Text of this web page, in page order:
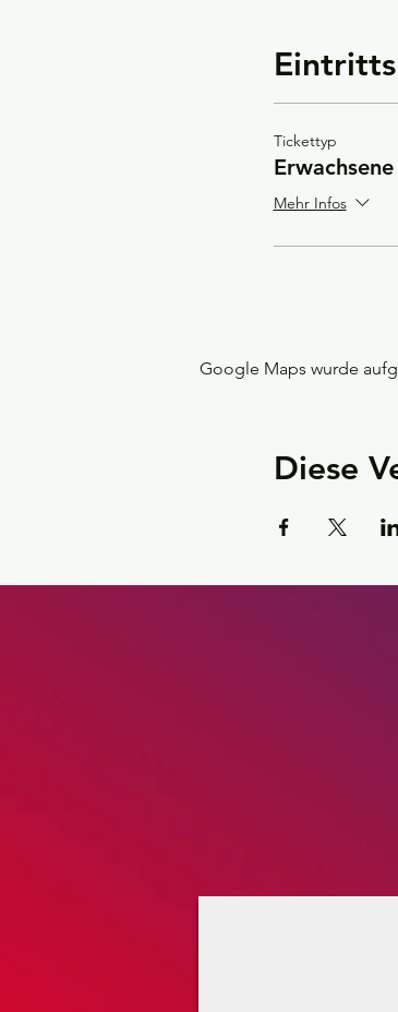
Tickettyp
Erwachsene
Mehr Infos
Google Maps wurde
Diese